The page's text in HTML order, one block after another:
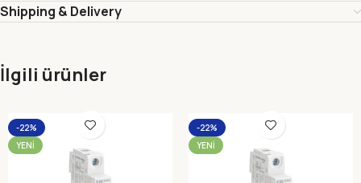
Shipping & Delivery
İlgili ürünler
-22%
YENI
-22%
YENI